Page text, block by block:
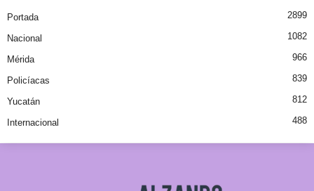
Portada 2899
Nacional 1082
Mérida 966
Policíacas 839
Yucatán 812
Internacional 488